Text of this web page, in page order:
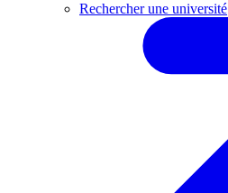
Rechercher une université